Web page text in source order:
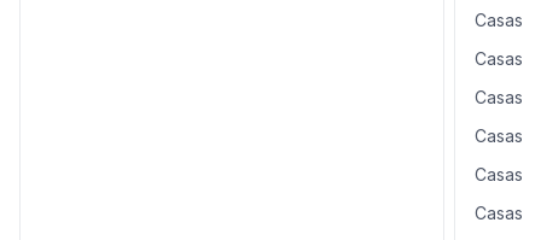
Casas
Casas
Casas
Casas
Casas
Casas